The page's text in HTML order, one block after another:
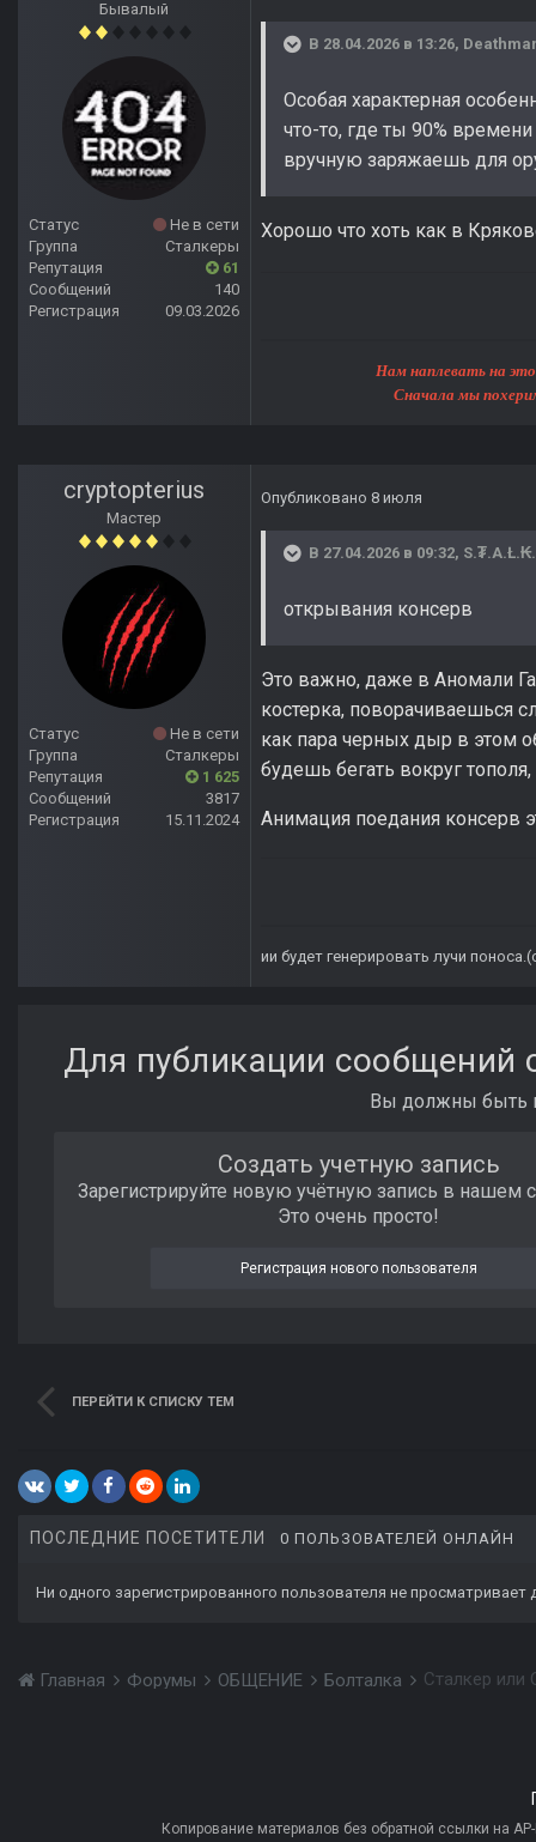
Бывалый
Статус
Не в сети
Группа
Сталкеры
Репутация
61
Сообщений
140
Регистрация
09.03.2026
В 28.04.2026 в 13:26,
Особая характерная
что-то, где ты 90%
вручную заряжаешь для
Хорошо что хоть как в
Нам наплевать на этот
Сначала мы похерим
cryptopterius
Мастер
Статус
Не в сети
Группа
Сталкеры
Репутация
1 625
Сообщений
3817
Регистрация
15.11.2024
Опубликовано 8 июля
В 27.04.2026 в 09:32,
открывания консерв
Это важно, даже в Аномали
костерка, поворачиваешься
как пара черных дыр в этом
будешь бегать вокруг
Анимация поедания консерв
ии будет генерировать лучи
Для публикации сообщений
Вы должны быть
Создать учетную запись
Зарегистрируйте новую учётную запись в нашем
Это очень просто!
Регистрация нового пользователя
ПЕРЕЙТИ К СПИСКУ ТЕМ
ПОСЛЕДНИЕ ПОСЕТИТЕЛИ 0 ПОЛЬЗОВАТЕЛЕЙ ОНЛАЙН
Ни одного зарегистрированного пользователя не просматривает
Главная Форумы ОБЩЕНИЕ Болталка
Копирование материалов без обратной ссылки на